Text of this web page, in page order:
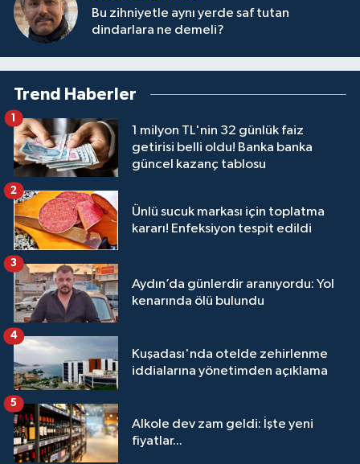
Bu zihniyetle aynı yerde saf tutan
dindarlara ne demeli?
Trend Haberler
1 milyon TL'nin 32 günlük faiz
getirisi belli oldu! Banka banka
güncel kazanç tablosu
1
Ünlü sucuk markası için toplatma
kararı! Enfeksiyon tespit edildi
2
Aydın’da günlerdir aranıyordu: Yol
kenarında ölü bulundu
3
Kuşadası'nda otelde zehirlenme
iddialarına yönetimden açıklama
4
Alkole dev zam geldi: İşte yeni
fiyatlar...
5